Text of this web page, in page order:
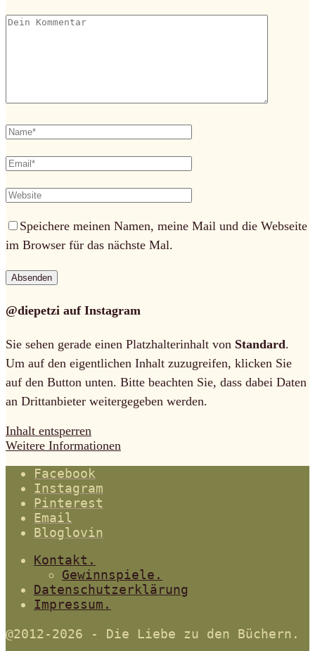
Speichere meinen Namen, meine Mail und die Webseite
im Browser für das nächste Mal.
@diepetzi auf Instagram
Sie sehen gerade einen Platzhalterinhalt von Standard.
Um auf den eigentlichen Inhalt zuzugreifen, klicken Sie
auf den Button unten. Bitte beachten Sie, dass dabei Daten
an Drittanbieter weitergegeben werden.
Inhalt entsperren
Weitere Informationen
Facebook
Instagram
Pinterest
Email
Bloglovin
Kontakt.
Gewinnspiele.
Datenschutzerklärung
Impressum.
@2012-2026 - Die Liebe zu den Büchern.